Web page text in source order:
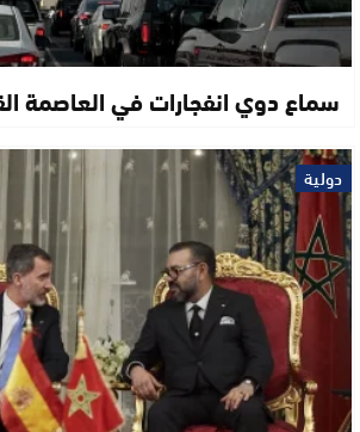
سماع دوي انفجارات في العاصمة
دولية